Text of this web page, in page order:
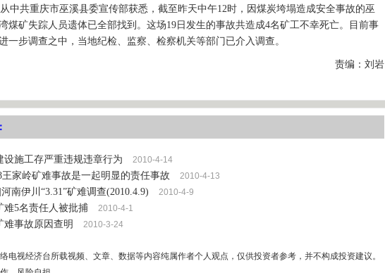
中共重庆市巫溪县委宣传部获悉，截至昨天中午12时，因煤炭垮塌造成安全事故的巫
煤矿失踪人员遗体已全部找到。这场19日发生的事故共造成4名矿工不幸死亡。目前事
一步调查之中，当地纪检、监察、检察机关等部门已介入调查。
责编：刘岩
设施工存严重违规违章行为 2010-4-14
王家岭矿难事故是一起明显的责任事故 2010-4-13
南伊川“3.31”矿难调查(2010.4.9) 2010-4-9
难5名责任人被批捕 2010-4-1
难事故原因查明 2010-3-24
电视经济台所载视频、文章、数据等内容纯属作者个人观点，仅供投资者参考，并不构成投资建议。